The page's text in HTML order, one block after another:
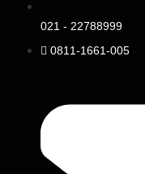
021 - 22788999
0811-1661-005